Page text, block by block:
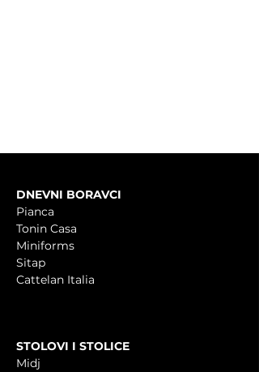
DNEVNI BORAVCI
Pianca
Tonin Casa
Miniforms
Sitap
Cattelan Italia
STOLOVI I STOLICE
Midj